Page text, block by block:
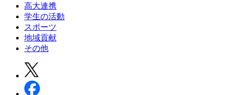
高大連携
学生の活動
スポーツ
地域貢献
その他